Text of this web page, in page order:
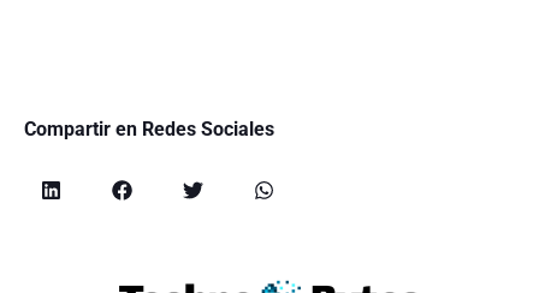
Compartir en Redes Sociales